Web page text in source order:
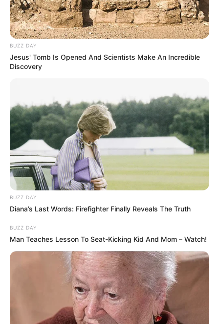
BUZZ DAY
Jesus' Tomb Is Opened And Scientists Make An Incredible
Discovery
BUZZ DAY
Diana’s Last Words: Firefighter Finally Reveals The Truth
BUZZ DAY
Man Teaches Lesson To Seat-Kicking Kid And Mom – Watch!